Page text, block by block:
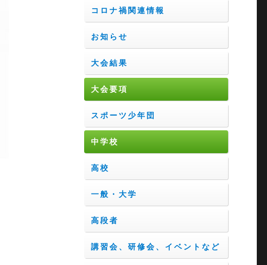
コロナ禍関連情報
お知らせ
大会結果
大会要項
スポーツ少年団
中学校
高校
一般・大学
高段者
講習会、研修会、イベントなど